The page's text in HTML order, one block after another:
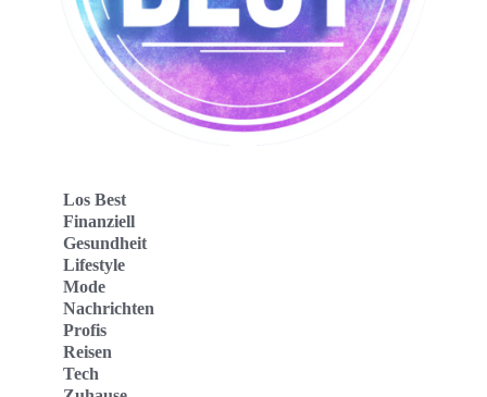
Los Best
Finanziell
Gesundheit
Lifestyle
Mode
Nachrichten
Profis
Reisen
Tech